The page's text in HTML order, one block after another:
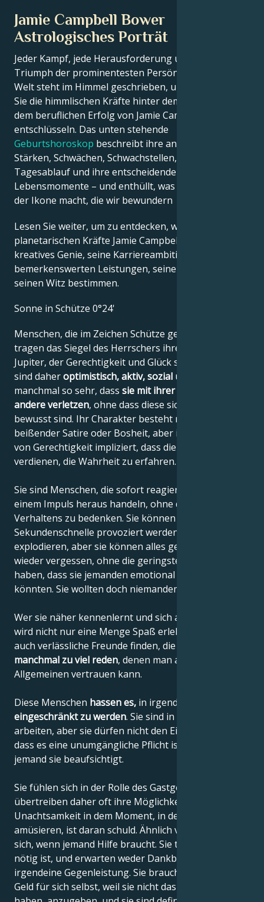
Jamie Campbell Bower
Astrologisches Porträt
Jeder Kampf, jede Herausforderung und jeder
Triumph der prominentesten Persönlichkeiten der
Welt steht im Himmel geschrieben, und jetzt können
Sie die himmlischen Kräfte hinter dem Charme und
dem beruflichen Erfolg von Jamie Campbell Bower
entschlüsseln. Das unten stehende
Geburtshoroskop beschreibt ihre angeborenen
Stärken, Schwächen, Schwachstellen, ihren
Tagesablauf und ihre entscheidenden
Lebensmomente – und enthüllt, was genau sie zu
der Ikone macht, die wir bewundern
Lesen Sie weiter, um zu entdecken, wie die
planetarischen Kräfte Jamie Campbell Bowers
kreatives Genie, seine Karriereambitionen, seine
bemerkenswerten Leistungen, seine Weisheit und
seinen Witz bestimmen.
Sonne in Schütze 0°24'
Menschen, die im Zeichen Schütze geboren sind,
tragen das Siegel des Herrschers ihres Zeichens,
Jupiter, der Gerechtigkeit und Glück symbolisiert. Sie
sind daheroptimistisch, aktiv, sozial und sehr ehrlich,
manchmal so sehr, dass sie mit ihrer Direktheit
andere verletzen, ohne dass diese sich dessen
bewusst sind. Ihr Charakter besteht nicht aus
beißender Satire oder Bosheit, aber ihre Vorstellung
von Gerechtigkeit impliziert, dass die Menschen es
verdienen, die Wahrheit zu erfahren.
Sie sind Menschen, die sofort reagieren und oft aus
einem Impuls heraus handeln, ohne die Folgen ihres
Verhaltens zu bedenken. Sie können in
Sekundenschnelle provoziert werden und
explodieren, aber sie können alles genauso schnell
wieder vergessen, ohne die geringste Ahnung zu
haben, dass sie jemanden emotional verletzt haben
könnten. Sie wollten doch niemandem schaden, oder?
Wer sie näher kennenlernt und sich an sie gewöhnt,
wird nicht nur eine Menge Spaß erleben, sondern
auch verlässliche Freunde finden, die vielleicht
manchmal zu viel reden, denen man aber im
Allgemeinen vertrauen kann.
Diese Menschen hassen es, in irgendeiner Weise
eingeschränkt zu werden. Sie sind in der Lage, viel zu
arbeiten, aber sie dürfen nicht den Eindruck haben,
dass es eine unumgängliche Pflicht ist und dass
jemand sie beaufsichtigt.
Sie fühlen sich in der Rolle des Gastgebers wohl und
übertreiben daher oft ihre Möglichkeiten. Ihre
Unachtsamkeit in dem Moment, in dem sie sich
amüsieren, ist daran schuld. Ähnlich verhalten sie
sich, wenn jemand Hilfe braucht. Sie tun sofort, was
nötig ist, und erwarten weder Dankbarkeit noch
irgendeine Gegenleistung. Sie brauchen nicht viel
Geld für sich selbst, weil sie nicht das Bedürfnis